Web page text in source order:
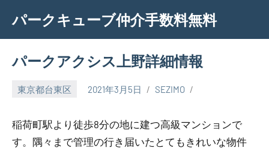
content
パークキューブ仲介手数料無料
パークアクシス上野詳細情報
東京都台東区 2021年3月5日 SEZIMO
稲荷町駅より徒歩8分の地に建つ高級マンションで
す。隅々まで管理の行き届いたとてもきれいな物件